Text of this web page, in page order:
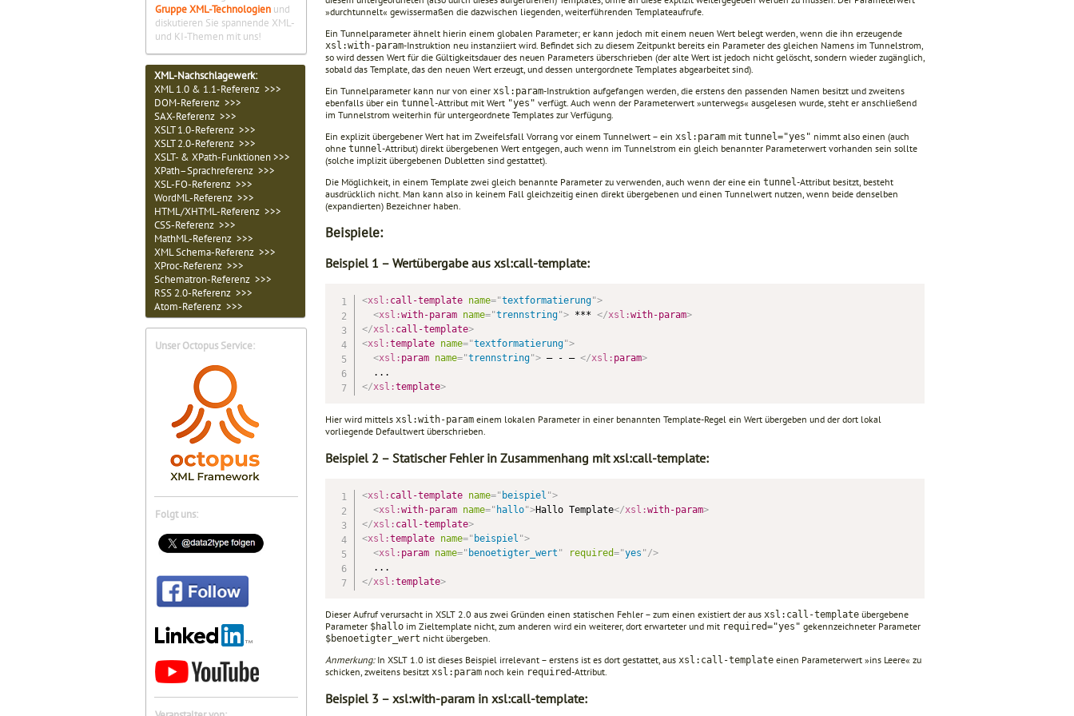
Gruppe XML-Technologien und
diskutieren Sie spannende XML-
und KI-Themen mit uns!
XML-Nachschlagewerk:
XML 1.0 & 1.1-Referenz >>>
DOM-Referenz >>>
SAX-Referenz >>>
XSLT 1.0-Referenz >>>
XSLT 2.0-Referenz >>>
XSLT- & XPath-Funktionen >>>
XPath–Sprachreferenz >>>
XSL-FO-Referenz >>>
WordML-Referenz >>>
HTML/XHTML-Referenz >>>
CSS-Referenz >>>
MathML-Referenz >>>
XML Schema-Referenz >>>
XProc-Referenz >>>
Schematron-Referenz >>>
RSS 2.0-Referenz >>>
Atom-Referenz >>>
Unser Octopus Service:
Folgt uns:
»durchtunnelt« gewissermaßen die dazwischen liegenden, weiterführenden Templateaufrufe.
Ein Tunnelparameter ähnelt hierin einem globalen Parameter; er kann jedoch mit einem neuen Wert belegt werden, wenn die ihn erzeugende
xsl:with-param-Instruktion neu instanziiert wird. Befindet sich zu diesem Zeitpunkt bereits ein Parameter des gleichen Namens im Tunnelstrom,
so wird dessen Wert für die Gültigkeitsdauer des neuen Parameters überschrieben (der alte Wert ist jedoch nicht gelöscht, sondern wieder zugänglich,
sobald das Tem­­plate, das den neuen Wert erzeugt, und dessen untergordnete Templates abge­arbeitet sind).
Ein Tunnelparameter kann nur von einer xsl:param-Instruktion aufgefangen werden, die erstens den passenden Namen besitzt und zweitens
ebenfalls über ein tunnel-Attribut mit Wert "yes" verfügt. Auch wenn der Parameterwert »unterwegs« ausgelesen wurde, steht er anschließend
im Tunnelstrom weiter­hin für untergeordnete Templates zur Verfügung.
Ein explizit übergebener Wert hat im Zweifelsfall Vorrang vor einem Tunnel­wert – ein xsl:param mit tunnel="yes" nimmt also einen (auch
ohne tunnel-Attribut) direkt übergebenen Wert entgegen, auch wenn im Tunnelstrom ein gleich benannter Parameterwert vorhanden sein sollte
(solche implizit überge­benen Dubletten sind gestattet).
Die Möglichkeit, in einem Template zwei gleich benannte Parameter zu ver­wenden, auch wenn der eine ein tunnel-Attribut besitzt, besteht
ausdrücklich nicht. Man kann also in keinem Fall gleichzeitig einen direkt übergebenen und einen Tunnelwert nutzen, wenn beide denselben
(expandierten) Bezeichner haben.
Beispiele:
Beispiel 1 – Wertübergabe aus xsl:call-template:
<xsl: call-template name="textformatierung">
<xsl:with-param name="trennstring"> *** </xsl:with-param>
</xsl: call-template>
<xsl:template name="textformatierung">
<xsl: param name="trennstring"> – - – </xsl: param>
</xsl:template>
Hier wird mittels xsl:with-param einem lokalen Parameter in einer benann­ten Template-Regel ein Wert übergeben und der dort lokal
vorliegende Default­wert überschrieben.
Beispiel 2 – Statischer Fehler in Zusammenhang mit xsl:call-template:
<xsl: call-template name=" beispiel ">
<xsl:with-param name=" hallo">Hallo Template</xsl:with-param>
</xsl: call-template>
<xsl:template name=" beispiel ">
<xsl: param name=" benoetigter_wert " required="yes "/>
</xsl:template>
Dieser Aufruf verursacht in XSLT 2.0 aus zwei Gründen einen statischen Feh­ler – zum einen existiert der aus xsl:call-template übergebene
Parameter $hallo im Zieltemplate nicht, zum anderen wird ein weiterer, dort erwarteter und mit required="yes" gekennzeichneter Parameter
$benoetigter_wert nicht übergeben.
Anmerkung:In XSLT 1.0 ist dieses Beispiel irrelevant – erstens ist es dort gestattet, aus xsl:call-tem­plate einen Parameterwert »ins Leere« zu
schicken, zweitens besitzt xsl:param noch kein required-Attribut.
Beispiel 3 – xsl:with-param in xsl:call-template: